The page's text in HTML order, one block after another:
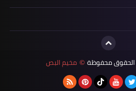
محفوظة © مخيم البص